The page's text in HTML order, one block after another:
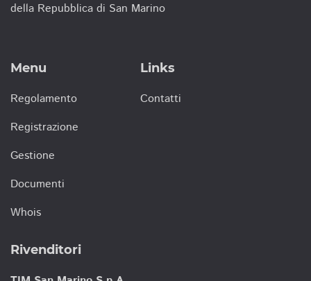
della Repubblica di San Marino
Menu
Regolamento
Registrazione
Gestione
Documenti
Whois
Links
Contatti
Rivenditori